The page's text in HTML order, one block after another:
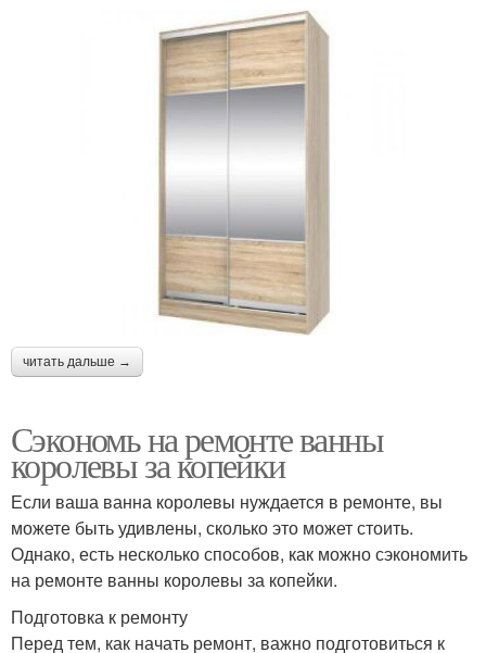
читать дальше →
Сэкономь на ремонте ванны
королевы за копейки
Если ваша ванна королевы нуждается в ремонте, вы
можете быть удивлены, сколько это может стоить.
Однако, есть несколько способов, как можно сэкономить
на ремонте ванны королевы за копейки.
Подготовка к ремонту
Перед тем, как начать ремонт, важно подготовиться к